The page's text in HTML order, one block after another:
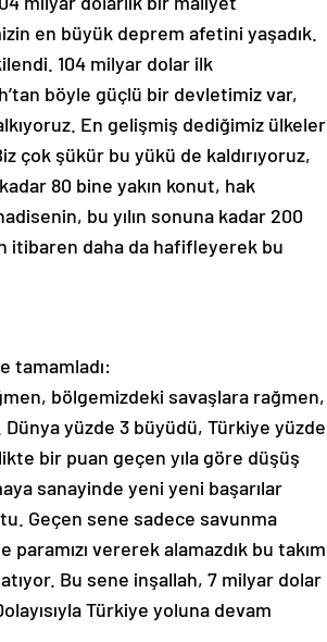
en büyük deprem afetini yaşadık.
104 milyar dolar ilk
böyle güçlü bir devletimiz var,
En gelişmiş dediğimiz ülkeler
çok şükür bu yükü de kaldırıyoruz,
80 bine yakın konut, hak
bu yılın sonuna kadar 200
itibaren daha da hafifleyerek bu
tamamladı:
bölgemizdeki savaşlara rağmen,
yüzde 3 büyüdü, Türkiye yüzde
bir puan geçen yıla göre düşüş
sanayinde yeni yeni başarılar
Geçen sene sadece savunma
vererek alamazdık bu takım
Bu sene inşallah, 7 milyar dolar
Türkiye yoluna devam